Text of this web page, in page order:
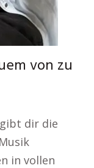
von zu
dir die
in vollen